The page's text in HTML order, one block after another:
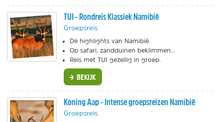
TUI - Rondreis Klassiek Namibië
Groepsreis
Dé highlights van Namibië.
Op safari, zandduinen beklimmen...
Reis met TUI gezellig in groep.
BEKIJK
Koning Aap - Intense groepsreizen Namibië
Groepsreis